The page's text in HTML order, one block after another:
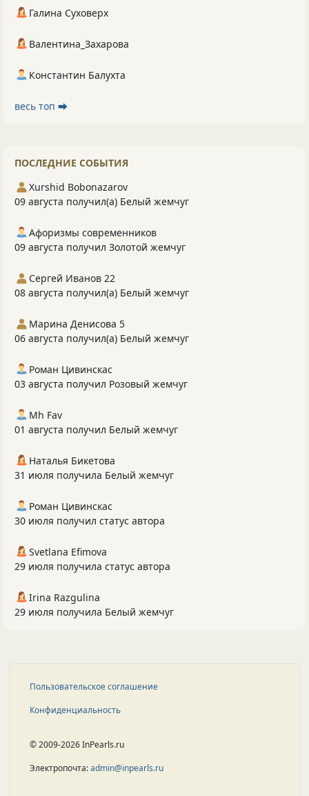
Галина Суховерх
Валентина_Захарова
Константин Балухта
весь топ ⮕
ПОСЛЕДНИЕ СОБЫТИЯ
Xurshid Bobonazarov
09 августа получил(а) Белый жемчуг
Афоризмы современников
09 августа получил Золотой жемчуг
Сергей Иванов 22
08 августа получил(а) Белый жемчуг
Марина Денисова 5
06 августа получил(а) Белый жемчуг
Роман Цивинскас
03 августа получил Розовый жемчуг
Mh Fav
01 августа получил Белый жемчуг
Наталья Бикетова
31 июля получила Белый жемчуг
Роман Цивинскас
30 июля получил статус автора
Svetlana Efimova
29 июля получила статус автора
Irina Razgulina
29 июля получила Белый жемчуг
Пользовательское соглашение
Конфиденциальность
© 2009-2026 InPearls.ru
Электропочта:admin@inpearls.ru